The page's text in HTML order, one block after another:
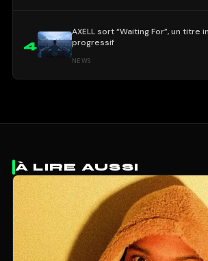
4
AXELL sort “Waiting For”, un
progressif
NEWS
À LIRE AUSSI